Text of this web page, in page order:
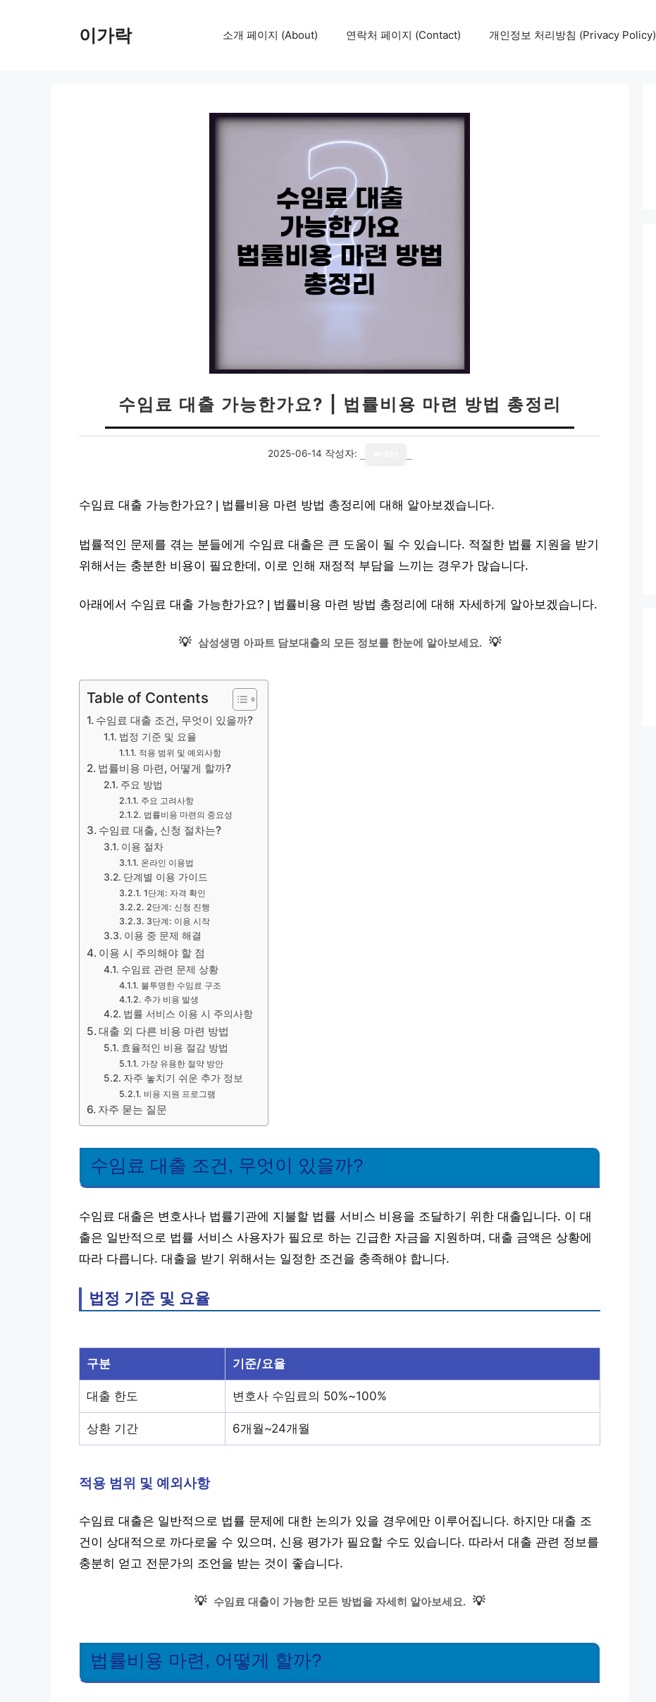
이가락 소개 페이지 (About) 연락처 페이지 (Contact) 개인정보 처리방침 (Privacy Policy)
수임료 대출 가능한가요? | 법률비용 마련 방법 총정리
2025-06-14 작성자:
수임료 대출 가능한가요? | 법률비용 마련 방법 총정리에 대해 알아보겠습니다.
법률적인 문제를 겪는 분들에게 수임료 대출은 큰 도움이 될 수 있습니다. 적절한 법률 지원을 받기
위해서는 충분한 비용이 필요한데, 이로 인해 재정적 부담을 느끼는 경우가 많습니다.
아래에서 수임료 대출 가능한가요? | 법률비용 마련 방법 총정리에 대해 자세하게 알아보겠습니다.
💡 삼성생명 아파트 담보대출의 모든 정보를 한눈에 알아보세요. 💡
Table of Contents
수임료 대출 조건, 무엇이 있을까?
법정 기준 및 요율
적용 범위 및 예외사항
법률비용 마련, 어떻게 할까?
주요 방법
주요 고려사항
법률비용 마련의 중요성
수임료 대출, 신청 절차는?
이용 절차
온라인 이용법
단계별 이용 가이드
1단계: 자격 확인
2단계: 신청 진행
3단계: 이용 시작
이용 중 문제 해결
이용 시 주의해야 할 점
수임료 관련 문제 상황
불투명한 수임료 구조
추가 비용 발생
법률 서비스 이용 시 주의사항
대출 외 다른 비용 마련 방법
효율적인 비용 절감 방법
가장 유용한 절약 방안
자주 놓치기 쉬운 추가 정보
비용 지원 프로그램
자주 묻는 질문
수임료 대출 조건, 무엇이 있을까?
수임료 대출은 변호사나 법률기관에 지불할 법률 서비스 비용을 조달하기 위한 대출입니다. 이 대
출은 일반적으로 법률 서비스 사용자가 필요로 하는 긴급한 자금을 지원하며, 대출 금액은 상황에
따라 다릅니다. 대출을 받기 위해서는 일정한 조건을 충족해야 합니다.
법정 기준 및 요율
구분 기준/요율
대출 한도 변호사 수임료의 50%~100%
상환 기간 6개월~24개월
적용 범위 및 예외사항
수임료 대출은 일반적으로 법률 문제에 대한 논의가 있을 경우에만 이루어집니다. 하지만 대출 조
건이 상대적으로 까다로울 수 있으며, 신용 평가가 필요할 수도 있습니다. 따라서 대출 관련 정보를
충분히 얻고 전문가의 조언을 받는 것이 좋습니다.
💡 수임료 대출이 가능한 모든 방법을 자세히 알아보세요. 💡
법률비용 마련, 어떻게 할까?